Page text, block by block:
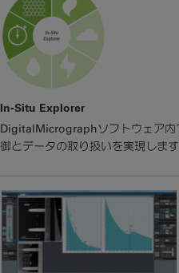
In-Situ Explorer
DigitalMicrographソフトウェア内
御とデータの取り扱いを実現します